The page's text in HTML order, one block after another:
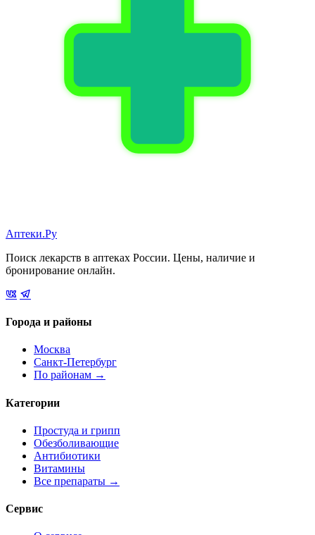
Аптеки.Ру
Поиск лекарств в аптеках России. Цены, наличие и
бронирование онлайн.
Города и районы
Москва
Санкт-Петербург
По районам →
Категории
Простуда и грипп
Обезболивающие
Антибиотики
Витамины
Все препараты →
Сервис